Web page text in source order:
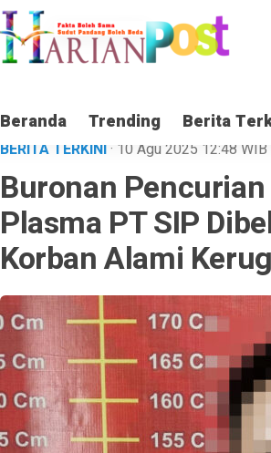
Beranda Trending Berita
BERITA TERKINI· 10 Agu 2025 12:48 WIB
Buronan
Plasma PT SIP
Korban Alami